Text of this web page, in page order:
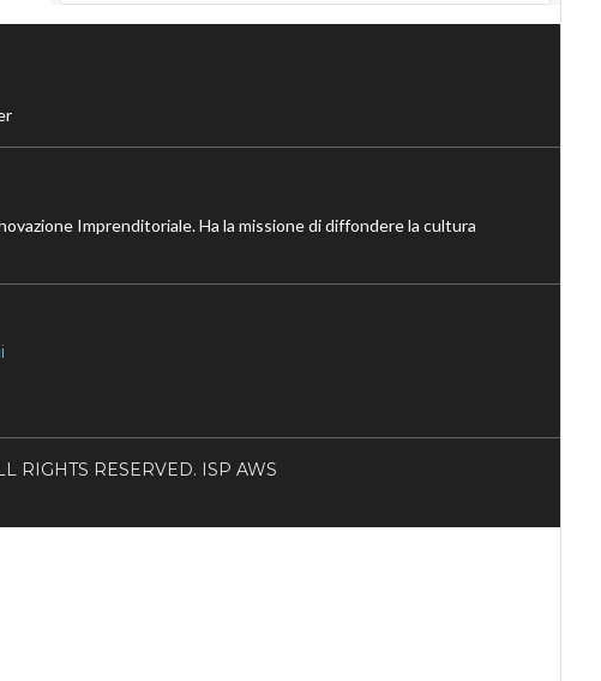
Imprenditoriale. Ha la missione di diffondere la cultura
RIGHTS RESERVED. ISP AWS